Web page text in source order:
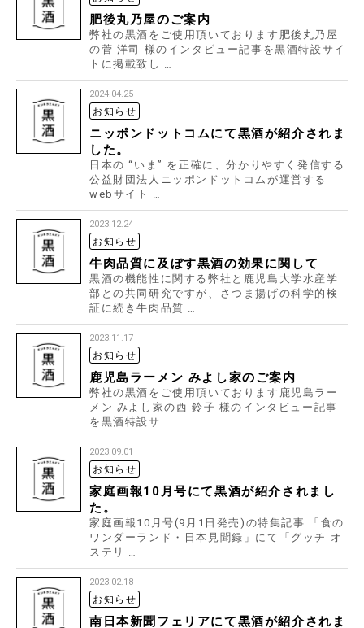
肥後丸乃屋のご案内
弊社の黒酒をご使用頂いております肥後丸乃屋
の菅 洋司 様のインタビュー記事を黒酒特設サイ
トに掲載致し …
2024.04.25
お知らせ
ニッポンドットコムにて黒酒が紹介されま
した。
日本の “いま” を正確に、分かりやすく発信する
公益財団法人ニッポンドットコムが運営する
webサイト …
2023.12.24
お知らせ
牛肉品質に及ぼす黒酒の効果に関して
黒酒の機能性に関する弊社と鹿児島大学水産学
部との共同研究ですが、さつま揚げの科学的検
証に続き牛肉品質 …
2023.11.17
お知らせ
鹿児島ラーメン みよし家のご案内
弊社の黒酒をご使用頂いております鹿児島ラー
メン みよし家の西 鈴子 様のインタビュー記事
を黒酒特設サ …
2023.09.01
お知らせ
家庭画報10月号にて黒酒が紹介されまし
た。
家庭画報10月号(9月1日発売)の特集記事 「食の
ワンダーランド・日本見聞録」にて「グッチ オ
ステリ …
2023.02.18
お知らせ
南日本新聞フェリアにて黒酒が紹介されま